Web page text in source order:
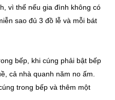
vì thế nếu gia đình không có
sao đủ 3 đồ lễ và mỗi bát
bếp, khi cúng phải bật bếp
cả nhà quanh năm no ấm.
trong bếp và thêm một